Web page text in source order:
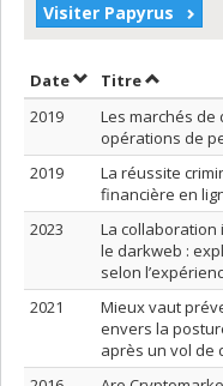
Visiter Papyrus
DateTrier par date en
TitreTrier par
2019
Les marchés de
opérations de
2019
La réussite
financière en
2023
La
le darkweb :
selon
2021
Mieux vaut
envers la
après un vol de